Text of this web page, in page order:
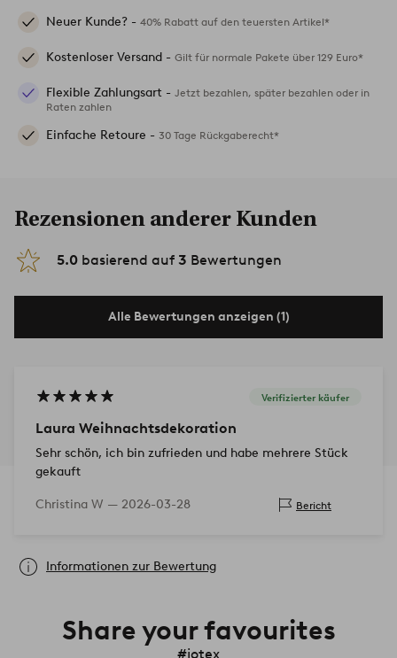
Neuer Kunde? - 40% Rabatt auf den teuersten Artikel*
Kostenloser Versand - Gilt für normale Pakete über 129 Euro*
Flexible Zahlungsart - Jetzt bezahlen, später bezahlen oder in
Raten zahlen
Einfache Retoure - 30 Tage Rückgaberecht*
Rezensionen anderer Kunden
5.0 basierend auf 3 Bewertungen
Alle Bewertungen anzeigen (1)
Verifizierter käufer
Laura Weihnachtsdekoration
Sehr schön, ich bin zufrieden und habe mehrere Stück
gekauft
Christina W — 2026-03-28 Bericht
Informationen zur Bewertung
Share your favourites
#jotex